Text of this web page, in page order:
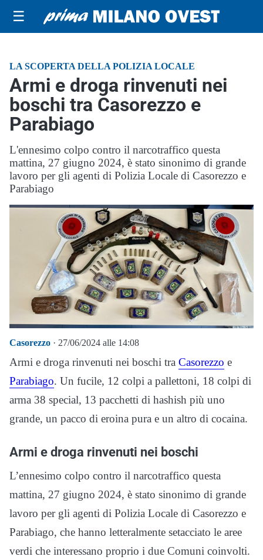
☰
LA SCOPERTA DELLA POLIZIA LOCALE
Armi e droga rinvenuti nei
boschi tra Casorezzo e
Parabiago
L'ennesimo colpo contro il narcotraffico questa
mattina, 27 giugno 2024, è stato sinonimo di grande
lavoro per gli agenti di Polizia Locale di Casorezzo e
Parabiago
Casorezzo · 27/06/2024 alle 14:08
Armi e droga rinvenuti nei boschi tra Casorezzo e
Parabiago. Un fucile, 12 colpi a pallettoni, 18 colpi di
arma 38 special, 13 pacchetti di hashish più uno
grande, un pacco di eroina pura e un altro di cocaina.
Armi e droga rinvenuti nei boschi
L’ennesimo colpo contro il narcotraffico questa
mattina, 27 giugno 2024, è stato sinonimo di grande
lavoro per gli agenti di Polizia Locale di Casorezzo e
Parabiago, che hanno letteralmente setacciato le aree
verdi che interessano proprio i due Comuni coinvolti.